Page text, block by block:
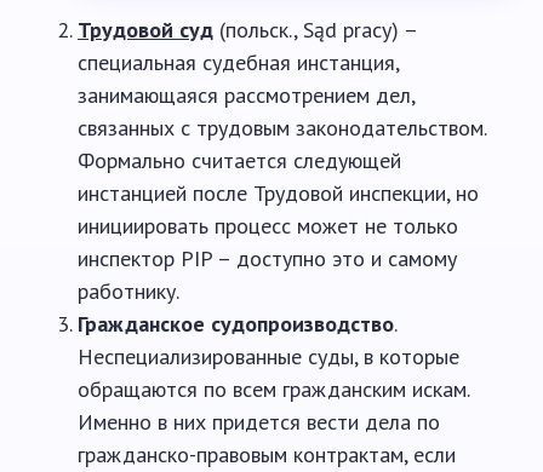
Трудовой суд (польск., Sąd pracy) –
специальная судебная инстанция,
занимающаяся рассмотрением дел,
связанных с трудовым законодательством.
Формально считается следующей
инстанцией после Трудовой инспекции, но
инициировать процесс может не только
инспектор PIP – доступно это и самому
работнику.
Гражданское судопроизводство.
Неспециализированные суды, в которые
обращаются по всем гражданским искам.
Именно в них придется вести дела по
гражданско-правовым контрактам, если